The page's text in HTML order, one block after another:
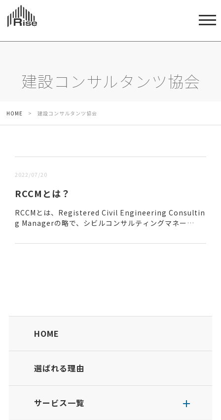
建設コンサルタンツ協会
HOME > 建設コンサルタンツ協会
2022/07/20
RCCMとは？
RCCMとは、Registered Civil Engineering Consultin
g Managerの略で、シビルコンサルティングマネー
eg...
HOME
選ばれる理由
サービス一覧